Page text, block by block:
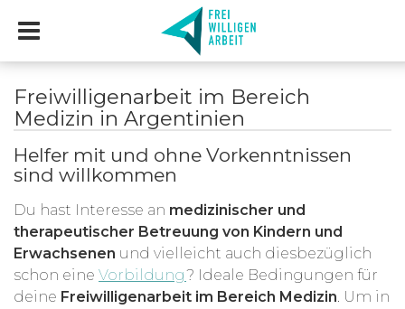
Freiwilligenarbeit im Bereich
Medizin in Argentinien
Helfer mit und ohne Vorkenntnissen
sind willkommen
Du hast Interesse an medizinischer und
therapeutischer Betreuung von Kindern und
Erwachsenen und vielleicht auch diesbezüglich
schon eine Vorbildung? Ideale Bedingungen für
deine Freiwilligenarbeit im Bereich Medizin. Um in